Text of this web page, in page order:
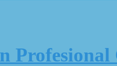
Profesional